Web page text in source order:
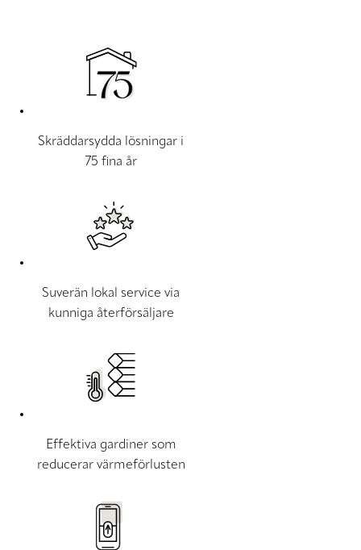
Skräddarsydda lösningar i
75 fina år
Suverän lokal service via
kunniga återförsäljare
Effektiva gardiner som
reducerar värmeförlusten